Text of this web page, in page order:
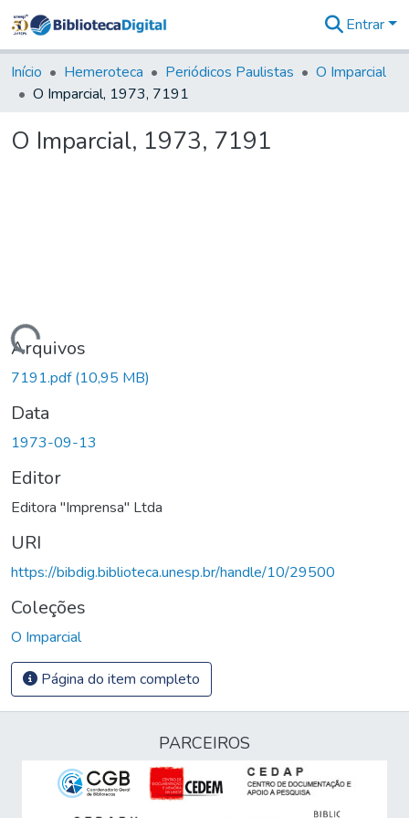
&
Coleções
Tudo na
Digital
Entrar
Início Hemeroteca Periódicos Paulistas
O Imparcial
O Imparcial, 1973, 7191
O Imparcial, 1973, 7191
Carregando...
Arquivos
7191.pdf(10,95 MB)
Data
1973-09-13
Editor
Editora "Imprensa" Ltda
URI
https://bibdig.biblioteca.unesp.br/handle/10/29500
Coleções
O Imparcial
Página do item completo
PARCEIROS